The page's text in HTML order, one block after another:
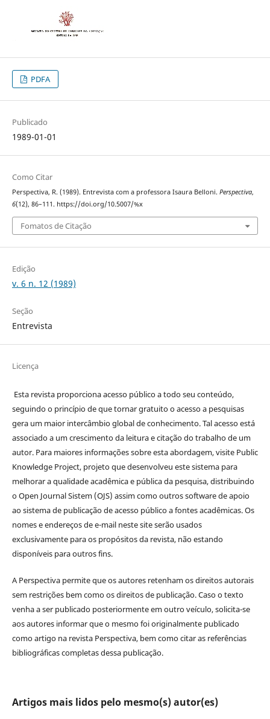
PDFA
Publicado
1989-01-01
Como Citar
Perspectiva, R. (1989). Entrevista com a professora Isaura Belloni. Perspectiva,
6(12), 86–111. https://doi.org/10.5007/%x
Fomatos de Citação
Edição
v. 6 n. 12 (1989)
Seção
Entrevista
Licença
Esta revista proporciona acesso público a todo seu conteúdo,
seguindo o princípio de que tornar gratuito o acesso a pesquisas
gera um maior intercâmbio global de conhecimento. Tal acesso está
associado a um crescimento da leitura e citação do trabalho de um
autor. Para maiores informações sobre esta abordagem, visite Public
Knowledge Project, projeto que desenvolveu este sistema para
melhorar a qualidade acadêmica e pública da pesquisa, distribuindo
o Open Journal Sistem (OJS) assim como outros software de apoio
ao sistema de publicação de acesso público a fontes acadêmicas. Os
nomes e endereços de e-mail neste site serão usados
exclusivamente para os propósitos da revista, não estando
disponíveis para outros fins.
A Perspectiva permite que os autores retenham os direitos autorais
sem restrições bem como os direitos de publicação. Caso o texto
venha a ser publicado posteriormente em outro veículo, solicita-se
aos autores informar que o mesmo foi originalmente publicado
como artigo na revista Perspectiva, bem como citar as referências
bibliográficas completas dessa publicação.
Artigos mais lidos pelo mesmo(s) autor(es)